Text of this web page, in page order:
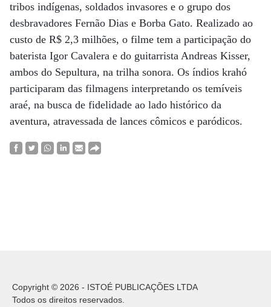
tribos indígenas, soldados invasores e o grupo dos
desbravadores Fernão Dias e Borba Gato. Realizado ao
custo de R$ 2,3 milhões, o filme tem a participação do
baterista Igor Cavalera e do guitarrista Andreas Kisser,
ambos do Sepultura, na trilha sonora. Os índios krahó
participaram das filmagens interpretando os temíveis
araé, na busca de fidelidade ao lado histórico da
aventura, atravessada de lances cômicos e paródicos.
Copyright © 2026 - ISTOÉ PUBLICAÇÕES LTDA
Todos os direitos reservados.